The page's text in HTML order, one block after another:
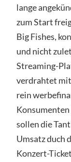
lange
zum Start
Big Fishes,
und nicht
Streaming-
verdrahtet
rein
sollen die
Umsatz duch
Konzert-